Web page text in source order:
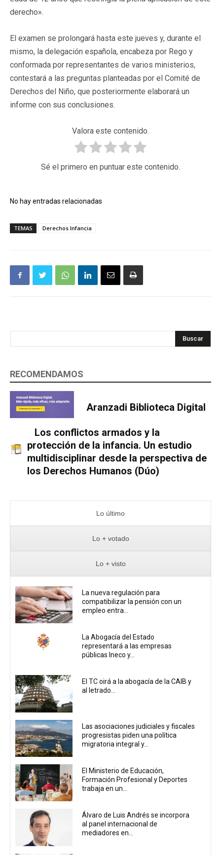
derecho».
El examen se prolongará hasta este jueves y, durante el
mismo, la delegación española, encabeza por Rego y
conformada por representantes de varios ministerios,
contestará a las preguntas planteadas por el Comité de
Derechos del Niño, que posteriormente elaborará un
informe con sus conclusiones.
Valora este contenido.
Sé el primero en puntuar este contenido.
No hay entradas relacionadas
TEMAS Derechos Infancia
Buscar
RECOMENDAMOS
Aranzadi Biblioteca Digital
Los conflictos armados y la
protección de la infancia. Un estudio
multidisciplinar desde la perspectiva de
los Derechos Humanos (Dúo)
Lo último
Lo + votado
Lo + visto
La nueva regulación para
compatibilizar la pensión con un
empleo entra...
La Abogacía del Estado
representará a las empresas
públicas Ineco y...
El TC oirá a la abogacía de la CAIB y
al letrado...
Las asociaciones judiciales y fiscales
progresistas piden una política
migratoria integral y...
El Ministerio de Educación,
Formación Profesional y Deportes
trabaja en un...
Álvaro de Luis Andrés se incorpora
al panel internacional de
mediadores en...